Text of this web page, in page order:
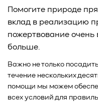
Помогите природе
вклад в реализацию
пожертвование
больше.
Важно не только
течение нескольких
помощи мы можем
всех условий для